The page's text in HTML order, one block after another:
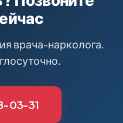
врача-нарколога.
03-31